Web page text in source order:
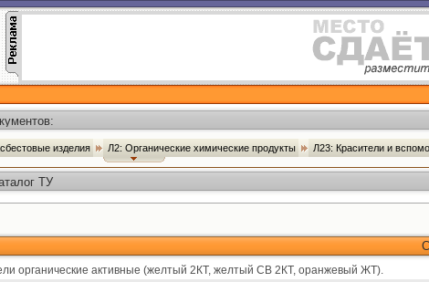
изделия Л2: Органические химические продукты Л23: Красители и
ТУ
органические активные (желтый 2КТ, желтый СВ 2КТ, оранжевый ЖТ).